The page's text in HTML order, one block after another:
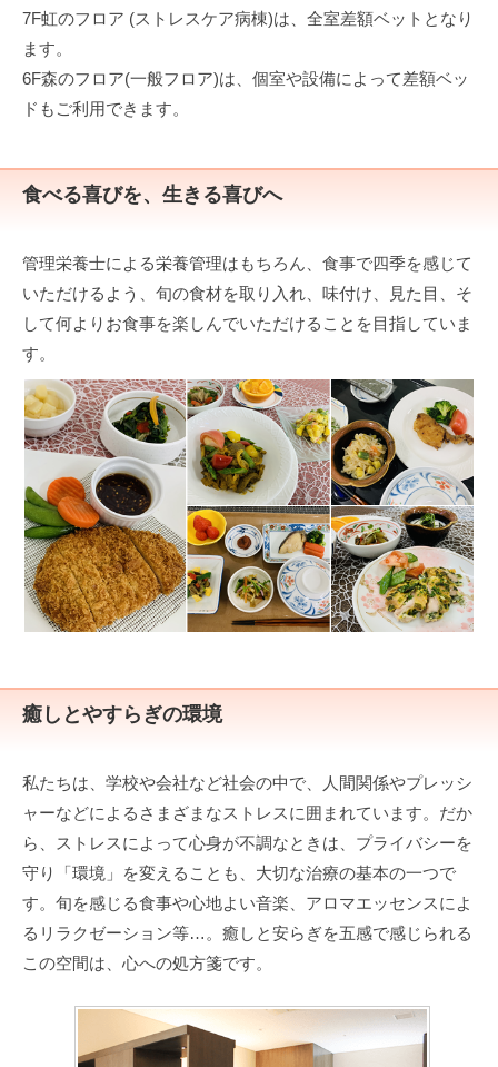
7F虹のフロア (ストレスケア病棟)は、全室差額ベットとなり
ます。
6F森のフロア(一般フロア)は、個室や設備によって差額ベッ
ドもご利用できます。
食べる喜びを、生きる喜びへ
管理栄養士による栄養管理はもちろん、食事で四季を感じて
いただけるよう、旬の食材を取り入れ、味付け、見た目、そ
して何よりお食事を楽しんでいただけることを目指していま
す。
癒しとやすらぎの環境
私たちは、学校や会社など社会の中で、人間関係やプレッシ
ャーなどによるさまざまなストレスに囲まれています。だか
ら、ストレスによって心身が不調なときは、プライバシーを
守り「環境」を変えることも、大切な治療の基本の一つで
す。旬を感じる食事や心地よい音楽、アロマエッセンスによ
るリラクゼーション等…。癒しと安らぎを五感で感じられる
この空間は、心への処方箋です。